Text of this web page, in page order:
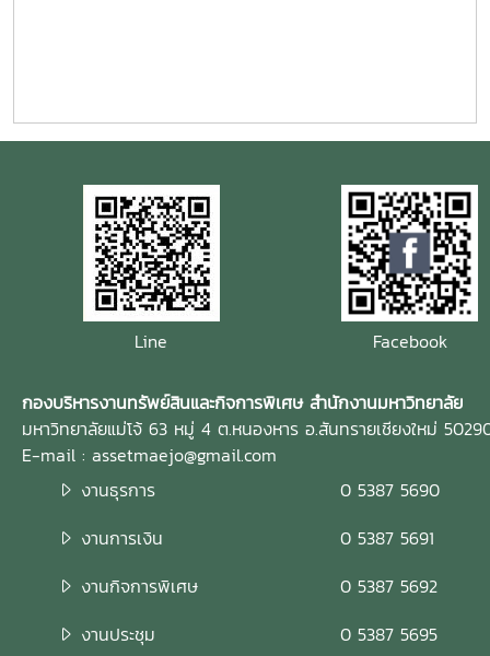
Line Facebook
กองบริหารงานทรัพย์สินและกิจการพิเศษ สำนักงานมหาวิทยาลัย
มหาวิทยาลัยแม่โจ้ 63 หมู่ 4 ต.หนองหาร อ.สันทรายเชียงใหม่
E-mail : assetmaejo@gmail.com
งานธุรการ
0 5387 5690
งานการเงิน
0 5387 5691
งานกิจการพิเศษ
0 5387 5692
งานประชุม
0 5387 5695